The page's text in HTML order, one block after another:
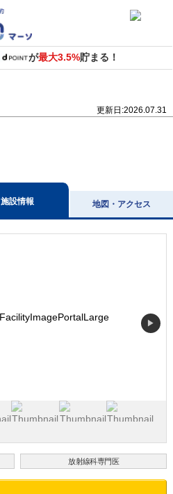
が最大3.5%貯まる！
更新日:2026.07.31
施設情報 地図・アクセス
▶
放射線科専門医